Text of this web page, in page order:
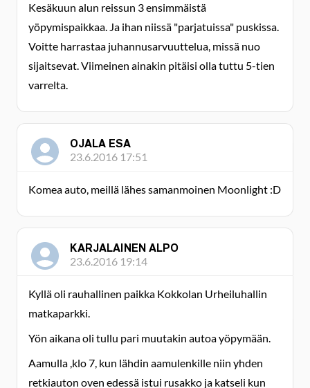
Kesäkuun alun reissun 3 ensimmäistä
yöpymispaikkaa. Ja ihan niissä "parjatuissa" puskissa.
Voitte harrastaa juhannusarvuuttelua, missä nuo
sijaitsevat. Viimeinen ainakin pitäisi olla tuttu 5-tien
varrelta.
OJALA ESA
23.6.2016 17:51
Komea auto, meillä lähes samanmoinen Moonlight :D
KARJALAINEN ALPO
23.6.2016 19:14
Kyllä oli rauhallinen paikka Kokkolan Urheiluhallin
matkaparkki.
Yön aikana oli tullu pari muutakin autoa yöpymään.
Aamulla ,klo 7, kun lähdin aamulenkille niin yhden
retkiauton oven edessä istui rusakko ja katseli kun